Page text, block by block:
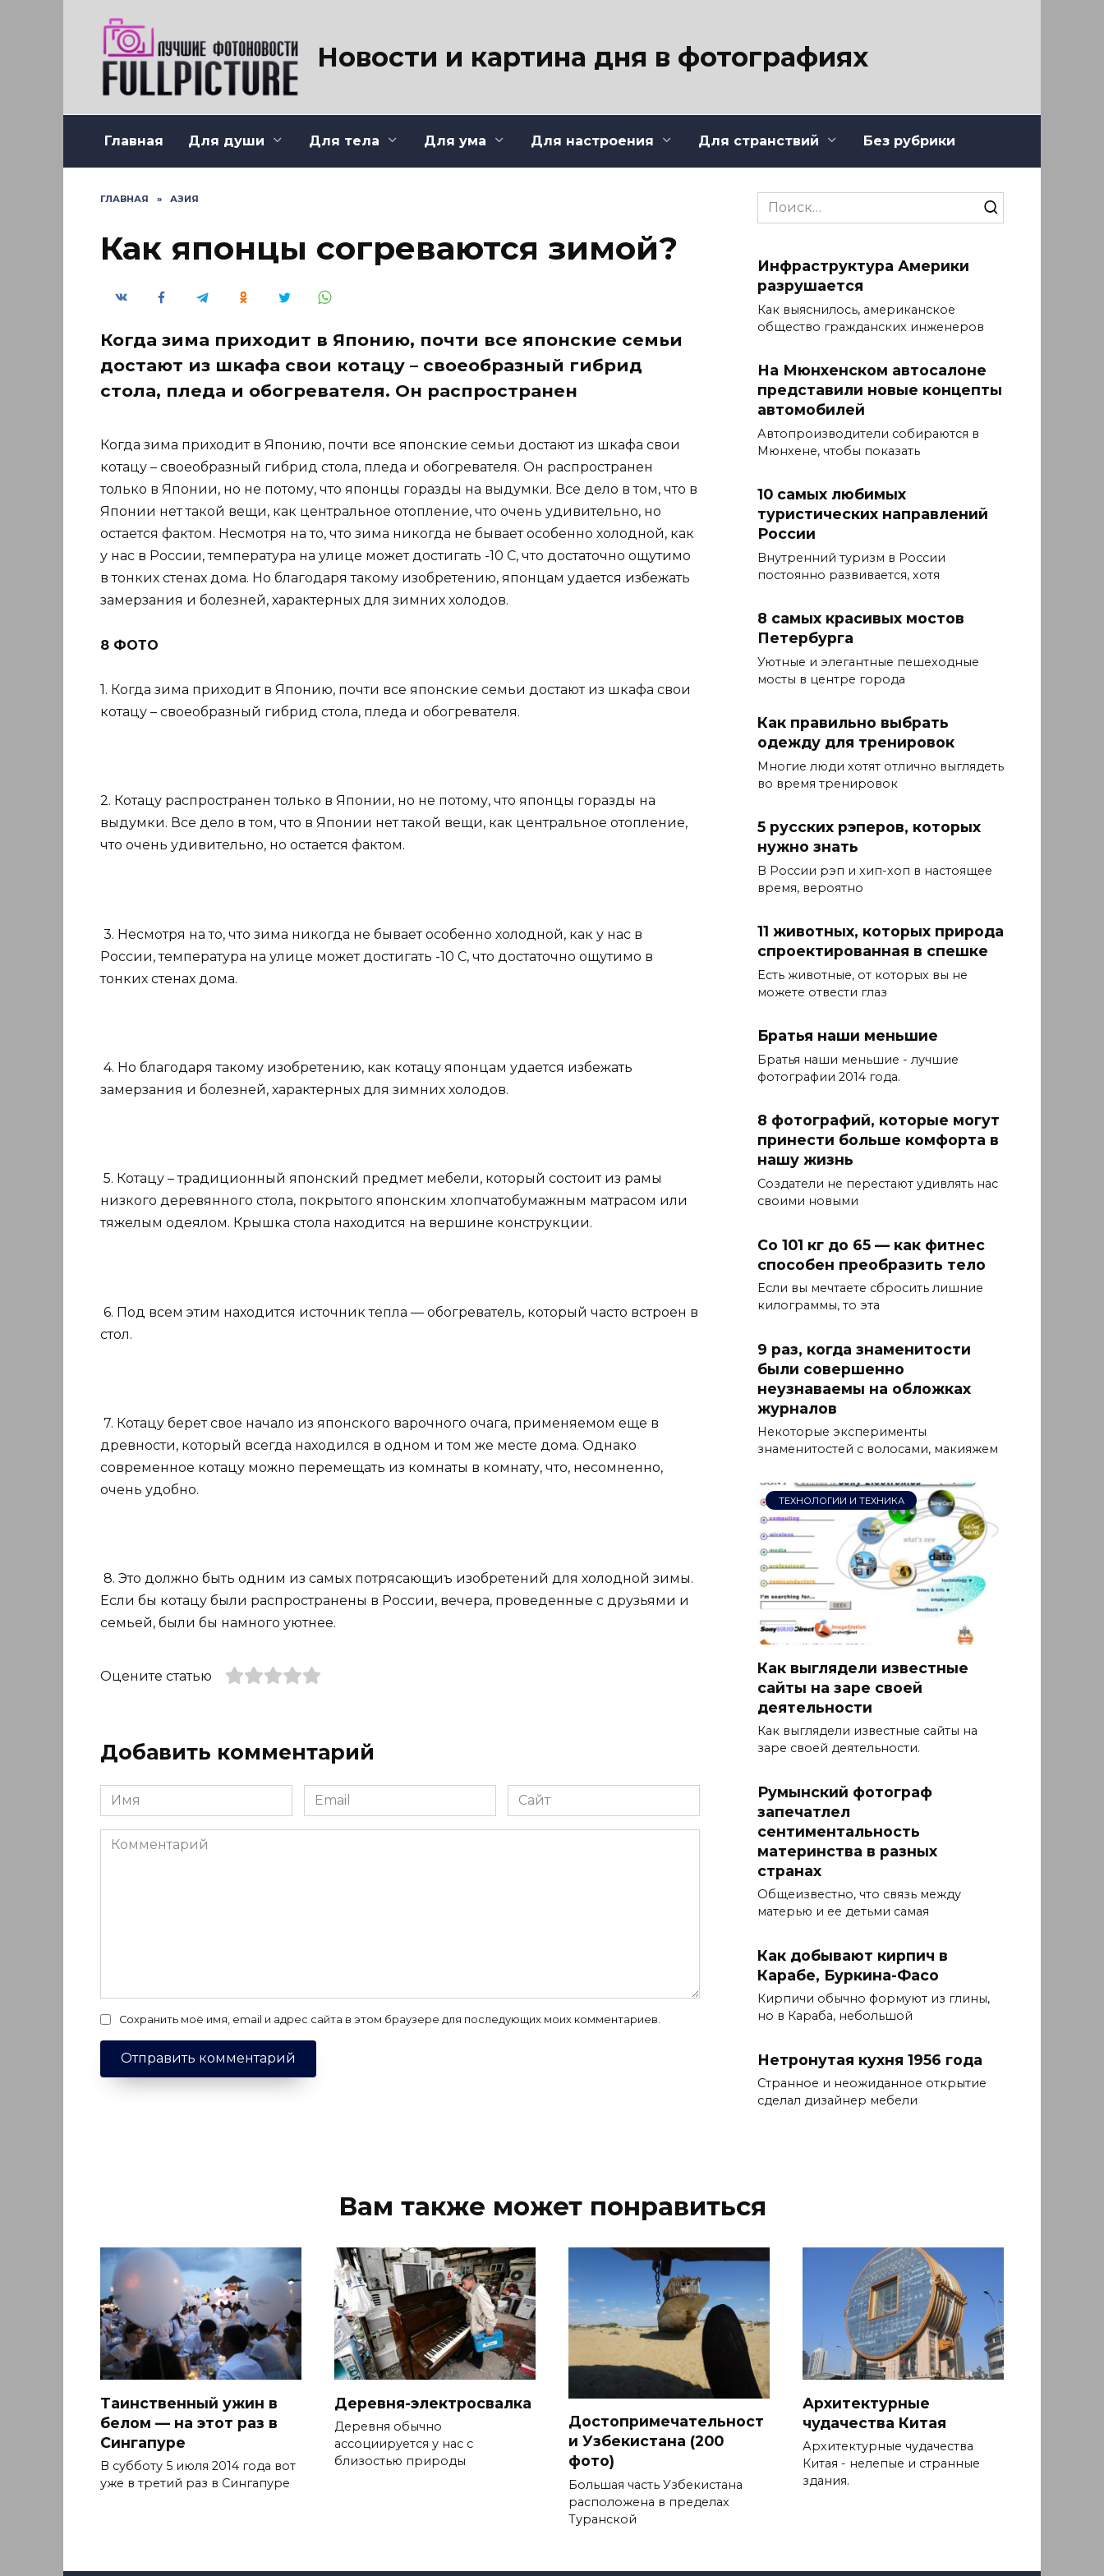
Новости и картина дня в фотографиях
Главная Для души Для тела Для ума Для настроения Для странствий Без рубрики
ГЛАВНАЯ » АЗИЯ
Как японцы согреваются зимой?
Когда зима приходит в Японию, почти все японские семьи
достают из шкафа свои котацу – своеобразный гибрид
стола, пледа и обогревателя. Он распространен
Когда зима приходит в Японию, почти все японские семьи достают из шкафа свои
котацу – своеобразный гибрид стола, пледа и обогревателя. Он распространен
только в Японии, но не потому, что японцы горазды на выдумки. Все дело в том, что в
Японии нет такой вещи, как центральное отопление, что очень удивительно, но
остается фактом. Несмотря на то, что зима никогда не бывает особенно холодной, как
у нас в России, температура на улице может достигать -10 С, что достаточно ощутимо
в тонких стенах дома. Но благодаря такому изобретению, японцам удается избежать
замерзания и болезней, характерных для зимних холодов.
8 ФОТО
1. Когда зима приходит в Японию, почти все японские семьи достают из шкафа свои
котацу – своеобразный гибрид стола, пледа и обогревателя.
2. Котацу распространен только в Японии, но не потому, что японцы горазды на
выдумки. Все дело в том, что в Японии нет такой вещи, как центральное отопление,
что очень удивительно, но остается фактом.
3. Несмотря на то, что зима никогда не бывает особенно холодной, как у нас в
России, температура на улице может достигать -10 С, что достаточно ощутимо в
тонких стенах дома.
4. Но благодаря такому изобретению, как котацу японцам удается избежать
замерзания и болезней, характерных для зимних холодов.
5. Котацу – традиционный японский предмет мебели, который состоит из рамы
низкого деревянного стола, покрытого японским хлопчатобумажным матрасом или
тяжелым одеялом. Крышка стола находится на вершине конструкции.
6. Под всем этим находится источник тепла — обогреватель, который часто встроен в
стол.
7. Котацу берет свое начало из японского варочного очага, применяемом еще в
древности, который всегда находился в одном и том же месте дома. Однако
современное котацу можно перемещать из комнаты в комнату, что, несомненно,
очень удобно.
8. Это должно быть одним из самых потрясающиъ изобретений для холодной зимы.
Если бы котацу были распространены в России, вечера, проведенные с друзьями и
семьей, были бы намного уютнее.
Оцените статью
Добавить комментарий
Имя
*
Email
*
Сайт
Комментарий
Сохранить моё имя, email и адрес сайта в этом браузере для последующих моих комментариев.
Search
for:
Инфраструктура Америки
разрушается
Как выяснилось, американское
общество гражданских инженеров
На Мюнхенском автосалоне
представили новые концепты
автомобилей
Автопроизводители собираются в
Мюнхене, чтобы показать
10 самых любимых
туристических направлений
России
Внутренний туризм в России
постоянно развивается, хотя
8 самых красивых мостов
Петербурга
Уютные и элегантные пешеходные
мосты в центре города
Как правильно выбрать
одежду для тренировок
Многие люди хотят отлично выглядеть
во время тренировок
5 русских рэперов, которых
нужно знать
В России рэп и хип-хоп в настоящее
время, вероятно
11 животных, которых природа
спроектированная в спешке
Есть животные, от которых вы не
можете отвести глаз
Братья наши меньшие
Братья наши меньшие - лучшие
фотографии 2014 года.
8 фотографий, которые могут
принести больше комфорта в
нашу жизнь
Создатели не перестают удивлять нас
своими новыми
Со 101 кг до 65 — как фитнес
способен преобразить тело
Если вы мечтаете сбросить лишние
килограммы, то эта
9 раз, когда знаменитости
были совершенно
неузнаваемы на обложках
журналов
Некоторые эксперименты
знаменитостей с волосами, макияжем
ТЕХНОЛОГИИ И ТЕХНИКА
Как выглядели известные
сайты на заре своей
деятельности
Как выглядели известные сайты на
заре своей деятельности.
Румынский фотограф
запечатлел
сентиментальность
материнства в разных
странах
Общеизвестно, что связь между
матерью и ее детьми самая
Как добывают кирпич в
Карабе, Буркина-Фасо
Кирпичи обычно формуют из глины,
но в Караба, небольшой
Нетронутая кухня 1956 года
Странное и неожиданное открытие
сделал дизайнер мебели
Вам также может понравиться
Таинственный ужин в
белом — на этот раз в
Сингапуре
В субботу 5 июля 2014 года вот
уже в третий раз в Сингапуре
Деревня-электросвалка
Деревня обычно
ассоциируется у нас с
близостью природы
Достопримечательност
и Узбекистана (200
фото)
Большая часть Узбекистана
расположена в пределах
Туранской
Архитектурные
чудачества Китая
Архитектурные чудачества
Китая - нелепые и странные
здания.